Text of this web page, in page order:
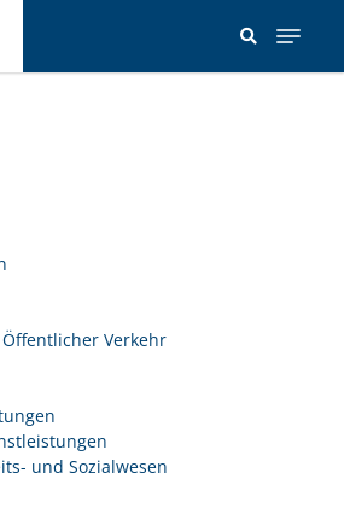
Inhalt
Schweiz
Verkehr
und Sozialwesen